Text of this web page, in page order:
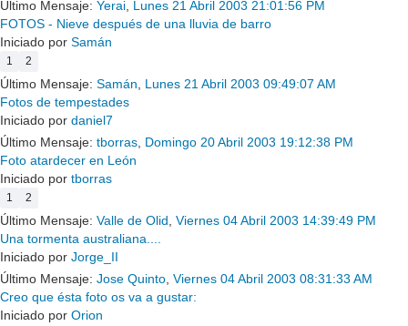
Último Mensaje: Yerai Lunes 21 Abril 2003 21:01:56 PM
FOTOS - Nieve después de una lluvia de barro
Iniciado por Samán
1 2
Último Mensaje: Samán
Lunes 21 Abril 2003 09:49:07 AM
Fotos de tempestades
Iniciado por daniel7
Último Mensaje: tborras Domingo 20 Abril 2003 19:12:38 PM
Foto atardecer en León
Iniciado por tborras
1 2
Último Mensaje: Valle de Olid, Viernes 04 Abril 2003 14:39:49 PM
Una tormenta australiana....
Iniciado por Jorge_II
Último Mensaje: Jose Quinto Viernes 04 Abril 2003 08:31:33 AM
Creo que ésta foto os va a gustar:
Iniciado por Orion